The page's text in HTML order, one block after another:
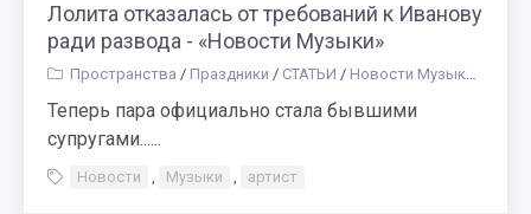
Лолита отказалась от требований к Иванову
ради развода - «Новости Музыки»
Пространства / Праздники / СТАТЬИ / Новости Музыки /
Теперь пара официально стала бывшими
супругами......
Новости , Музыки , артист